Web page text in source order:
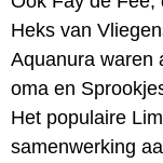
Heks van
Aquanura waren
oma en
Het populaire
samenwerking